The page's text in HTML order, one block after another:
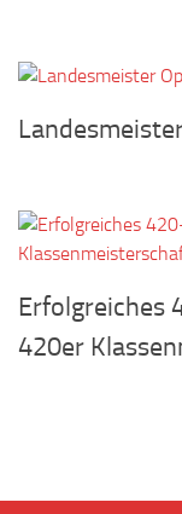
Erfolgreiches
420er